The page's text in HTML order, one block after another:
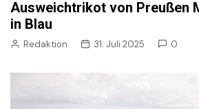
Ausweichtrikot von Preußen
in Blau
Redaktion 31. Juli 2025 0